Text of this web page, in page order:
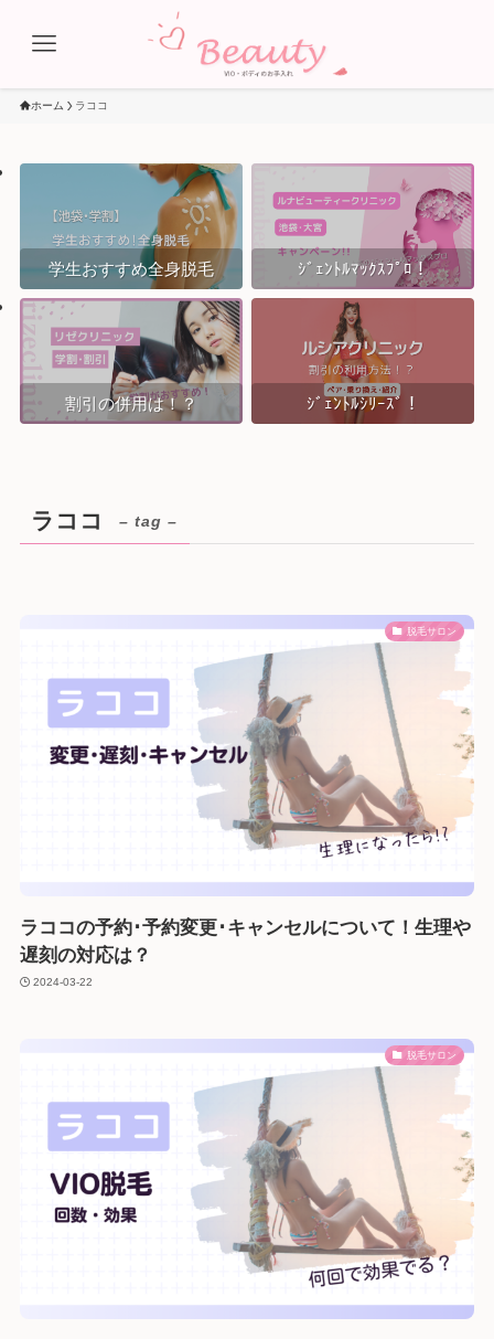
ホーム ラココ
学生おすすめ全身脱毛 ｼﾞｪﾝﾄﾙﾏｯｸｽﾌﾟﾛ！
割引の併用は！？ ｼﾞｪﾝﾄﾙｼﾘｰｽﾞ！
ラココ – tag –
脱毛サロン
ラココの予約･予約変更･キャンセルについて！生理や
遅刻の対応は？
2024-03-22
脱毛サロン